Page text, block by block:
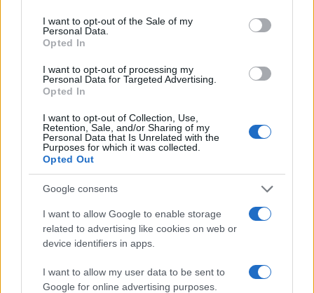
consent section.
I want to opt-out of the Sale of my
Personal Data.
Opted In
I want to opt-out of processing my
Personal Data for Targeted Advertising.
Opted In
I want to opt-out of Collection, Use,
Retention, Sale, and/or Sharing of my
Personal Data that Is Unrelated with the
Purposes for which it was collected.
Opted Out
Google consents
I want to allow Google to enable storage
related to advertising like cookies on web or
device identifiers in apps.
I want to allow my user data to be sent to
Google for online advertising purposes.
AUTORE
Emanuele Galli
incontro a Capodichino con volontari sanitari
che lo spinse a spiegare procedure
adotta tono creativo e diretto, porta
reportage clinici e un quaderno con disegni
esplicativi per pazienti.